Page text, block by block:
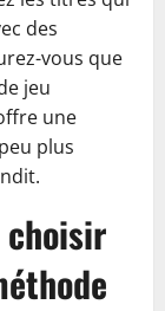
des
vous que
jeu
une
plus